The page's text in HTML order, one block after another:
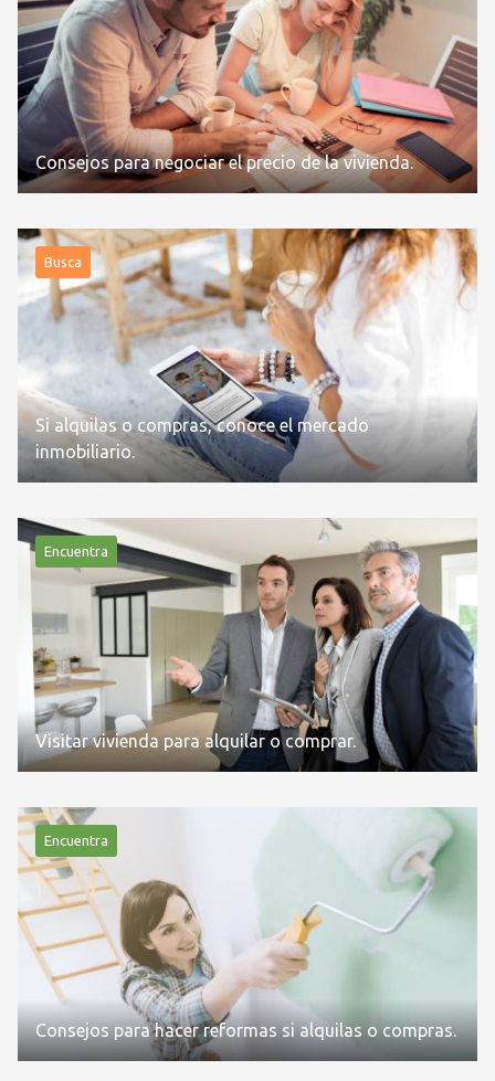
Consejos para negociar el precio de la vivienda.
Busca
Si alquilas o compras, conoce el mercado
inmobiliario.
Encuentra
Visitar vivienda para alquilar o comprar.
Encuentra
Consejos para hacer reformas si alquilas o compras.